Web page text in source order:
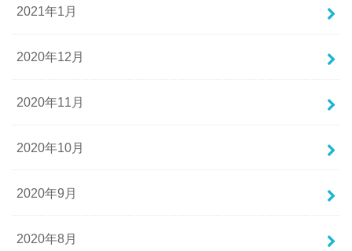
2021年1月
2020年12月
2020年11月
2020年10月
2020年9月
2020年8月